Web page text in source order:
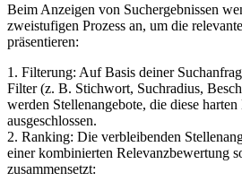
Beim Anzeigen von Suchergebnissen
zweistufigen Prozess an, um die
präsentieren:
1. Filterung: Auf Basis deiner
Filter (z. B. Stichwort, Suchradius,
werden Stellenangebote, die diese
ausgeschlossen.
2. Ranking: Die verbleibenden
einer kombinierten Relevanzbewertung
zusammensetzt: